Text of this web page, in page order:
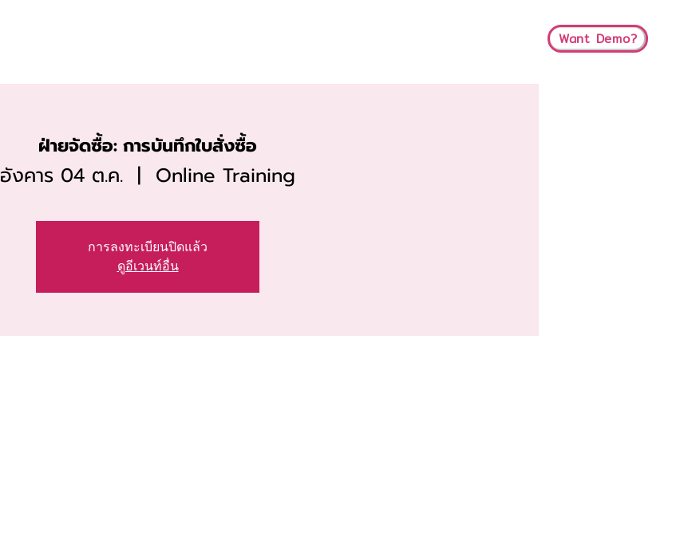
Want Demo?
ฝ่ายจัดซื้อ: การบันทึกใบสั่งซื้อ
อังคาร 04 ต.ค.
  |
Online Training
การลงทะเบียนปิดแล้ว
ดูอีเวนท์อื่น